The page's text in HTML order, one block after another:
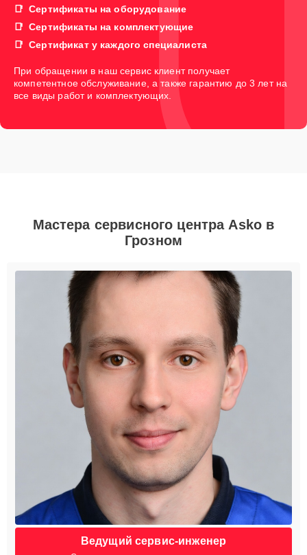
Сертификаты на оборудование
Сертификаты на комплектующие
Сертификат у каждого специалиста
При обращении в наш сервис клиент получает
компетентное обслуживание, а также гарантию до 3 лет на
все виды работ и комплектующих.
Мастера сервисного центра Asko в
Грозном
Ведущий сервис-инженер